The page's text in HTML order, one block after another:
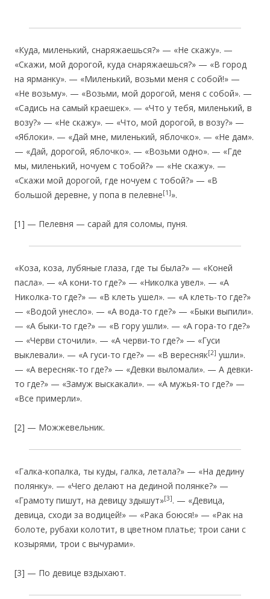
«Куда, миленький, снаряжаешься?» — «Не скажу». —
«Скажи, мой дорогой, куда снаряжаешься?» — «В город
на ярманку». — «Миленький, возьми меня с собой!» —
«Не возьму». — «Возьми, мой дорогой, меня с собой». —
«Садись на самый краешек». — «Что у тебя, миленький, в
возу?» — «Не скажу». — «Что, мой дорогой, в возу?» —
«Яблоки». — «Дай мне, миленький, яблочко». — «Не дам».
— «Дай, дорогой, яблочко». — «Возьми одно». — «Где
мы, миленький, ночуем с тобой?» — «Не скажу». —
«Скажи мой дорогой, где ночуем с тобой?» — «В
большой деревне, у попа в пелевне[1]».
[1] — Пелевня — сарай для соломы, пуня.
«Коза, коза, лубяные глаза, где ты была?» — «Коней
пасла». — «А кони-то где?» — «Николка увел». — «А
Николка-то где?» — «В клеть ушел». — «А клеть-то где?»
— «Водой унесло». — «А вода-то где?» — «Быки выпили».
— «А быки-то где?» — «В гору ушли». — «А гора-то где?»
— «Черви сточили». — «А черви-то где?» — «Гуси
выклевали». — «А гуси-то где?» — «В вересняк[2] ушли».
— «А вересняк-то где?» — «Девки выломали». — А девки-
то где?» — «Замуж выскакали». — «А мужья-то где?» —
«Все примерли».
[2] — Можжевельник.
«Галка-копалка, ты куды, галка, летала?» — «На дедину
полянку». — «Чего делают на дединой полянке?» —
«Грамоту пишут, на девицу здышут»[3]. — «Девица,
девица, сходи за водицей!» — «Рака боюся!» — «Рак на
болоте, рубахи колотит, в цветном платье; трои сани с
козырями, трои с вычурами».
[3] — По девице вздыхают.